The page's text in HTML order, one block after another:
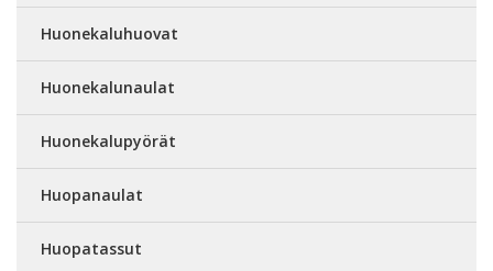
Huonekaluhuovat
Huonekalunaulat
Huonekalupyörät
Huopanaulat
Huopatassut